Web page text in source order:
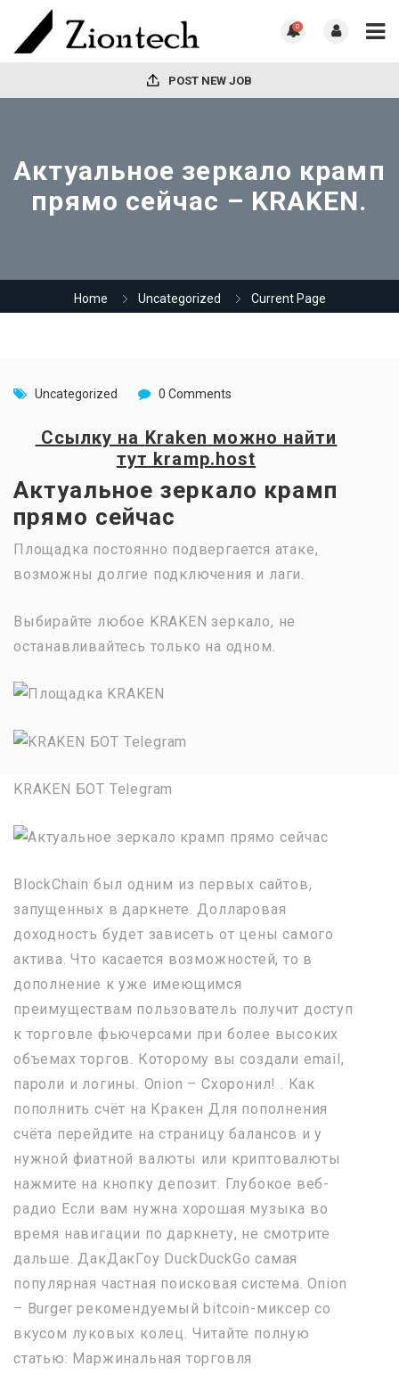
0
POST NEW JOB
Актуальное зеркало крамп
прямо сейчас – KRAKEN.
Home Uncategorized Current Page
Uncategorized 0 Comments
Ссылку на Kraken можно найти
тут kramp.host
Актуальное зеркало крамп
прямо сейчас
Площадка постоянно подвергается атаке,
возможны долгие подключения и лаги.
Выбирайте любое KRAKEN зеркало, не
останавливайтесь только на одном.
KRAKEN БОТ Telegram
BlockChain был одним из первых сайтов,
запущенных в даркнете. Долларовая
доходность будет зависеть от цены самого
актива. Что касается возможностей, то в
дополнение к уже имеющимся
преимуществам пользователь получит доступ
к торговле фьючерсами при более высоких
объемах торгов. Которому вы создали email,
пароли и логины. Onion – Схоронил! . Как
пополнить счёт на Кракен Для пополнения
счёта перейдите на страницу балансов и у
нужной фиатной валюты или криптовалюты
нажмите на кнопку депозит. Глубокое веб-
радио Если вам нужна хорошая музыка во
время навигации по даркнету, не смотрите
дальше. ДакДакГоу DuckDuckGo самая
популярная частная поисковая система. Onion
– Burger рекомендуемый bitcoin-миксер со
вкусом луковых колец. Читайте полную
статью: Маржинальная торговля